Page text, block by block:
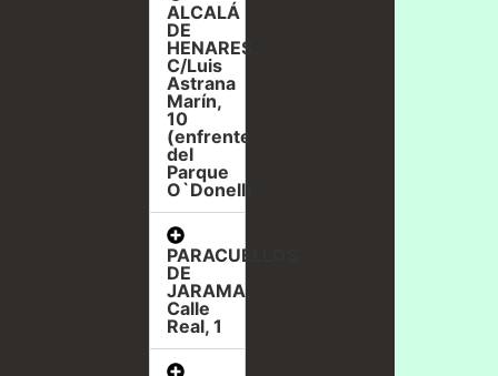
ALCALÁ
DE
HENARES,
C/Luis
Astrana
Marín,
10
(enfrente
del
Parque
O`Donell)
PARACUELLOS
DE
JARAMA,
Calle
Real, 1